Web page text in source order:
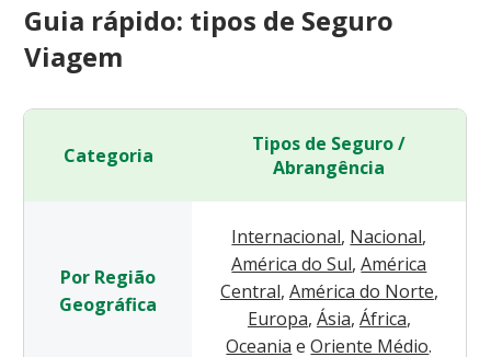
Guia rápido: tipos de Seguro
Viagem
Categoria
Tipos de Seguro /
Abrangência
Por Região
Geográfica
Internacional, Nacional,
América do Sul, América
Central, América do Norte,
Europa, Ásia, África,
Oceania e Oriente Médio.